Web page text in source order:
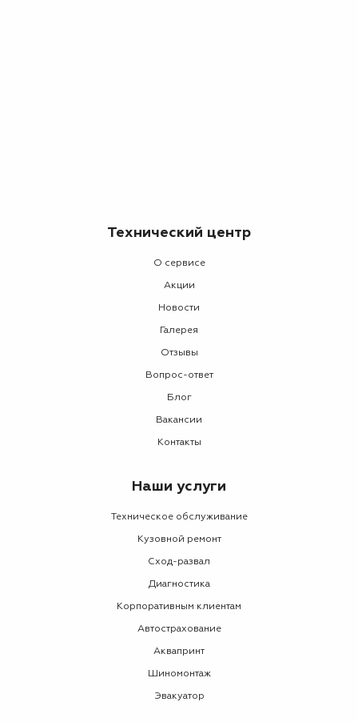
Технический центр
О сервисе
Акции
Новости
Галерея
Отзывы
Вопрос-ответ
Блог
Вакансии
Контакты
Наши услуги
Техническое обслуживание
Кузовной ремонт
Сход-развал
Диагностика
Корпоративным клиентам
Автострахование
Аквапринт
Шиномонтаж
Эвакуатор